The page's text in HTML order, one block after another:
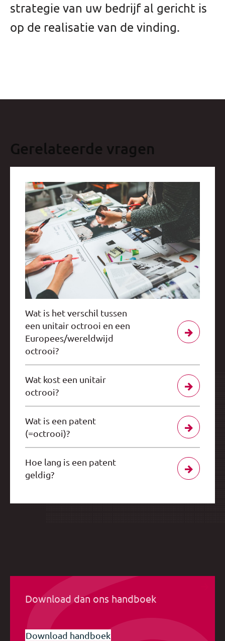
strategie van uw bedrijf al gericht is
op de realisatie van de vinding.
Gerelateerde vragen
Wat is het verschil tussen
een unitair octrooi en een
Europees/wereldwijd
octrooi?
Wat kost een unitair
octrooi?
Wat is een patent
(=octrooi)?
Hoe lang is een patent
geldig?
Download dan ons handboek
Download handboek